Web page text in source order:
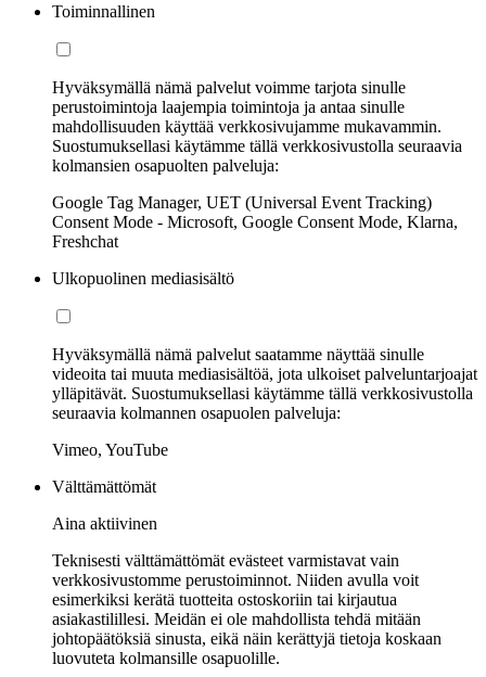
Toiminnallinen
Hyväksymällä nämä palvelut voimme tarjota sinulle
perustoimintoja laajempia toimintoja ja antaa sinulle
mahdollisuuden käyttää verkkosivujamme mukavammin.
Suostumuksellasi käytämme tällä verkkosivustolla seuraavia
kolmansien osapuolten palveluja:
Google Tag Manager, UET (Universal Event Tracking)
Consent Mode - Microsoft, Google Consent Mode, Klarna,
Freshchat
Ulkopuolinen mediasisältö
Hyväksymällä nämä palvelut saatamme näyttää sinulle
videoita tai muuta mediasisältöä, jota ulkoiset palveluntarjoajat
ylläpitävät. Suostumuksellasi käytämme tällä verkkosivustolla
seuraavia kolmannen osapuolen palveluja:
Vimeo, YouTube
Välttämättömät
Aina aktiivinen
Teknisesti välttämättömät evästeet varmistavat vain
verkkosivustomme perustoiminnot. Niiden avulla voit
esimerkiksi kerätä tuotteita ostoskoriin tai kirjautua
asiakastilillesi. Meidän ei ole mahdollista tehdä mitään
johtopäätöksiä sinusta, eikä näin kerättyjä tietoja koskaan
luovuteta kolmansille osapuolille.